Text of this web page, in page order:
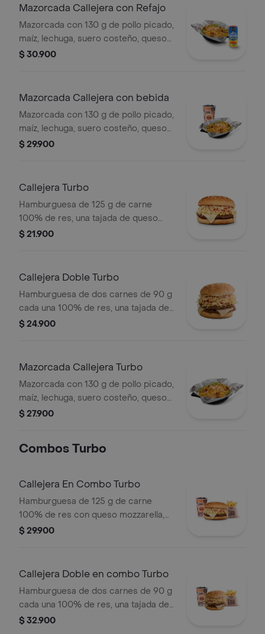
Mazorcada Callejera con Refajo
Mazorcada con 130 g de pollo picado,
maíz, lechuga, suero costeño, queso
costeño, salsa BBQ, salsa Corral,
$ 30.900
Mazorcada Callejera con bebida
Mazorcada con 130 g de pollo picado,
maíz, lechuga, suero costeño, queso
costeño, salsa BBQ, salsa Corral,
$ 29.900
Callejera Turbo
Hamburguesa de 125 g de carne
100% de res, una tajada de queso
tipo mozzarella, papas callejera, salsa
$ 21.900
Callejera Doble Turbo
Hamburguesa de dos carnes de 90 g
cada una 100% de res, una tajada de
queso tipo mozzarella, papas
$ 24.900
Mazorcada Callejera Turbo
Mazorcada con 130 g de pollo picado,
maíz, lechuga, suero costeño, queso
costeño, salsa BBQ, salsa Corral,
$ 27.900
Combos Turbo
Callejera En Combo Turbo
Hamburguesa de 125 g de carne
100% de res con queso mozzarella,
papas callejera y salsas en pan
$ 29.900
Callejera Doble en combo Turbo
Hamburguesa de dos carnes de 90 g
cada una 100% de res, una tajada de
queso tipo mozzarella, papas
$ 32.900